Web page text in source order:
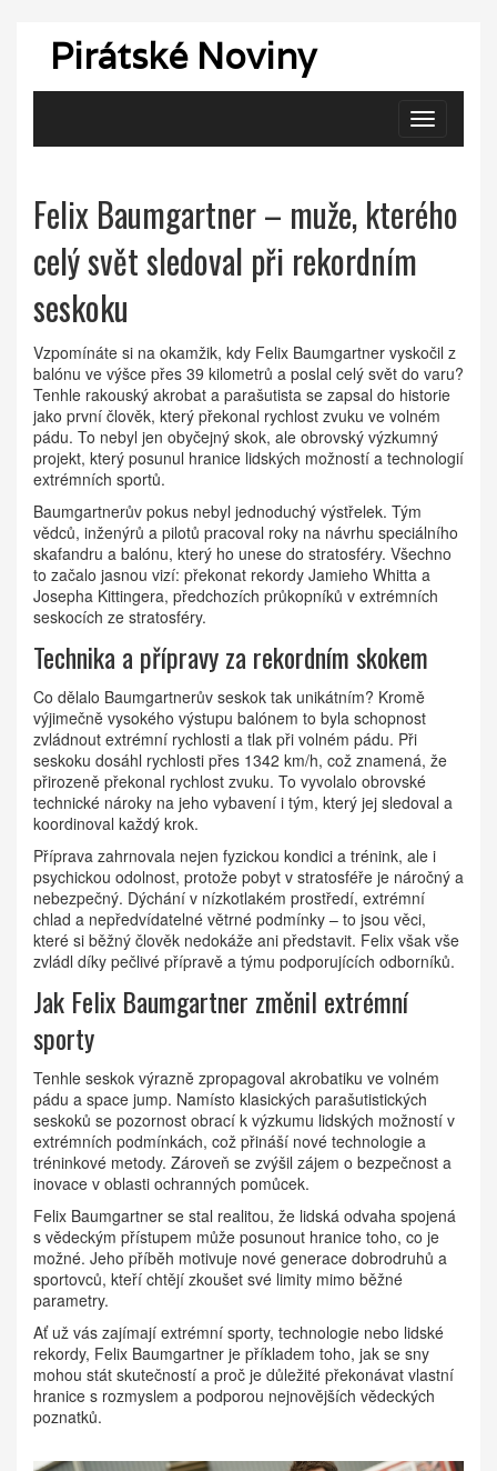
Pirátské Noviny
Zobrazit
navigaci
Felix Baumgartner – muže, kterého
celý svět sledoval při rekordním
seskoku
Vzpomínáte si na okamžik, kdy Felix Baumgartner vyskočil z
balónu ve výšce přes 39 kilometrů a poslal celý svět do varu?
Tenhle rakouský akrobat a parašutista se zapsal do historie
jako první člověk, který překonal rychlost zvuku ve volném
pádu. To nebyl jen obyčejný skok, ale obrovský výzkumný
projekt, který posunul hranice lidských možností a technologií
extrémních sportů.
Baumgartnerův pokus nebyl jednoduchý výstřelek. Tým
vědců, inženýrů a pilotů pracoval roky na návrhu speciálního
skafandru a balónu, který ho unese do stratosféry. Všechno
to začalo jasnou vizí: překonat rekordy Jamieho Whitta a
Josepha Kittingera, předchozích průkopníků v extrémních
seskocích ze stratosféry.
Technika a přípravy za rekordním skokem
Co dělalo Baumgartnerův seskok tak unikátním? Kromě
výjimečně vysokého výstupu balónem to byla schopnost
zvládnout extrémní rychlosti a tlak při volném pádu. Při
seskoku dosáhl rychlosti přes 1342 km/h, což znamená, že
přirozeně překonal rychlost zvuku. To vyvolalo obrovské
technické nároky na jeho vybavení i tým, který jej sledoval a
koordinoval každý krok.
Příprava zahrnovala nejen fyzickou kondici a trénink, ale i
psychickou odolnost, protože pobyt v stratosféře je náročný a
nebezpečný. Dýchání v nízkotlakém prostředí, extrémní
chlad a nepředvídatelné větrné podmínky – to jsou věci,
které si běžný člověk nedokáže ani představit. Felix však vše
zvládl díky pečlivé přípravě a týmu podporujících odborníků.
Jak Felix Baumgartner změnil extrémní
sporty
Tenhle seskok výrazně zpropagoval akrobatiku ve volném
pádu a space jump. Namísto klasických parašutistických
seskoků se pozornost obrací k výzkumu lidských možností v
extrémních podmínkách, což přináší nové technologie a
tréninkové metody. Zároveň se zvýšil zájem o bezpečnost a
inovace v oblasti ochranných pomůcek.
Felix Baumgartner se stal realitou, že lidská odvaha spojená
s vědeckým přístupem může posunout hranice toho, co je
možné. Jeho příběh motivuje nové generace dobrodruhů a
sportovců, kteří chtějí zkoušet své limity mimo běžné
parametry.
Ať už vás zajímají extrémní sporty, technologie nebo lidské
rekordy, Felix Baumgartner je příkladem toho, jak se sny
mohou stát skutečností a proč je důležité překonávat vlastní
hranice s rozmyslem a podporou nejnovějších vědeckých
poznatků.